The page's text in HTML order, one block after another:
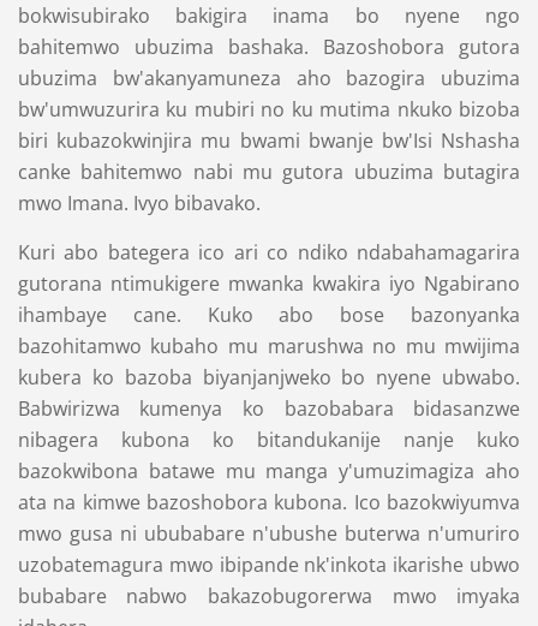
bokwisubirako bakigira inama bo nyene ngo
bahitemwo ubuzima bashaka. Bazoshobora gutora
ubuzima bw'akanyamuneza aho bazogira ubuzima
bw'umwuzurira ku mubiri no ku mutima nkuko bizoba
biri kubazokwinjira mu bwami bwanje bw'Isi Nshasha
canke bahitemwo nabi mu gutora ubuzima butagira
mwo Imana. Ivyo bibavako.
Kuri abo bategera ico ari co ndiko ndabahamagarira
gutorana ntimukigere mwanka kwakira iyo Ngabirano
ihambaye cane. Kuko abo bose bazonyanka
bazohitamwo kubaho mu marushwa no mu mwijima
kubera ko bazoba biyanjanjweko bo nyene ubwabo.
Babwirizwa kumenya ko bazobabara bidasanzwe
nibagera kubona ko bitandukanije nanje kuko
bazokwibona batawe mu manga y'umuzimagiza aho
ata na kimwe bazoshobora kubona. Ico bazokwiyumva
mwo gusa ni ububabare n'ubushe buterwa n'umuriro
uzobatemagura mwo ibipande nk'inkota ikarishe ubwo
bubabare nabwo bakazobugorerwa mwo imyaka